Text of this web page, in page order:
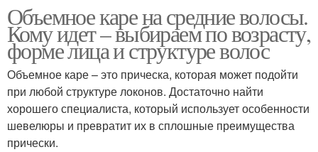
Объемное каре на средние волосы.
Кому идет – выбираем по возрасту,
форме лица и структуре волос
Объемное каре – это прическа, которая может подойти
при любой структуре локонов. Достаточно найти
хорошего специалиста, который использует особенности
шевелюры и превратит их в сплошные преимущества
прически.